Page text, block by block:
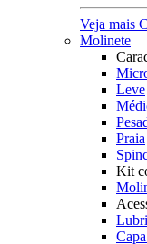
Veja mais
Molinete
Leve
Praia
Kit